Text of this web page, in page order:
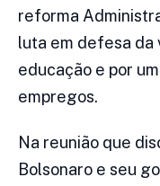
reforma
luta em defesa da
educação e por
empregos.
Na reunião que
Bolsonaro e seu